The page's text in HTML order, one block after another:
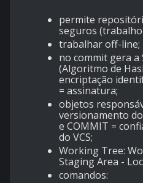
permite
seguros (trabalho
trabalhar off-line;
no commit gera a
(Algoritmo de
encriptação
= assinatura;
objetos
versionamento do
e COMMIT =
do VCS;
Working Tree:
Staging Area -
comandos: